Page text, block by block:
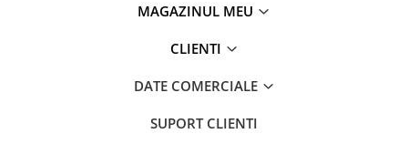
MAGAZINUL MEU
CLIENTI
DATE COMERCIALE
SUPORT CLIENTI